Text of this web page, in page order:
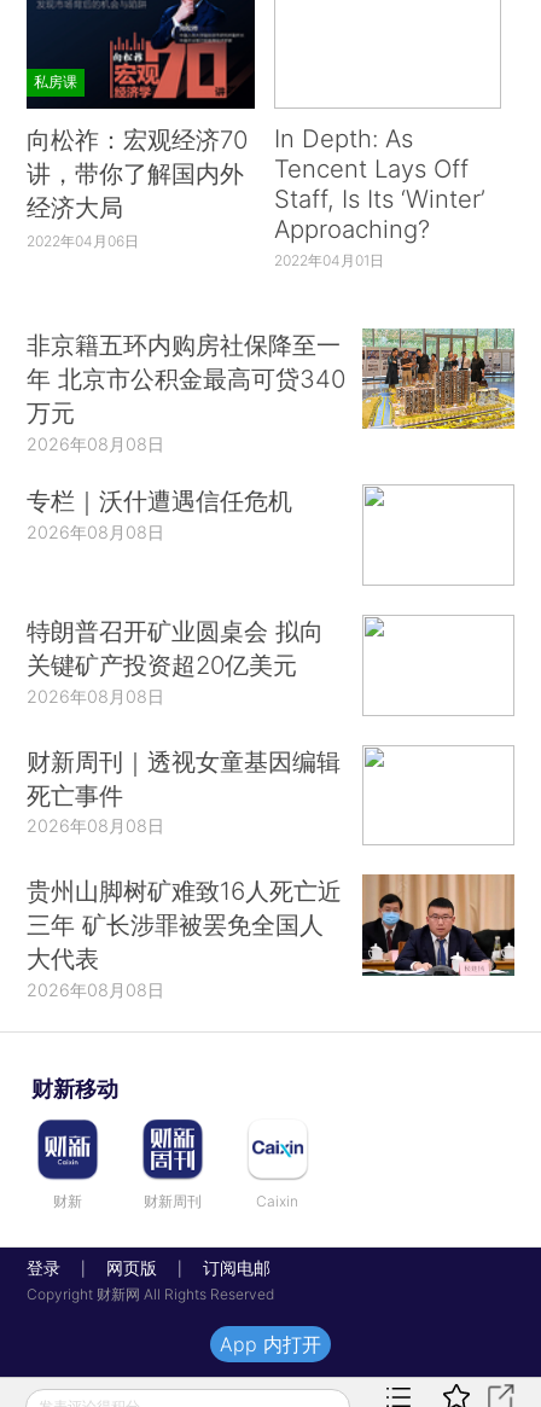
私房课
向松祚：宏观经济70
讲，带你了解国内外
经济大局
2022年04月06日
In Depth: As
Tencent Lays Off
Staff, Is Its ‘Winter’
Approaching?
2022年04月01日
非京籍五环内购房社保降至一
年 北京市公积金最高可贷340
万元
2026年08月08日
专栏｜沃什遭遇信任危机
2026年08月08日
特朗普召开矿业圆桌会 拟向
关键矿产投资超20亿美元
2026年08月08日
财新周刊｜透视女童基因编辑
死亡事件
2026年08月08日
贵州山脚树矿难致16人死亡近
三年 矿长涉罪被罢免全国人
大代表
2026年08月08日
财新移动
财新 财新周刊 Caixin
登录 网页版 订阅电邮
Copyright 财新网 All Rights Reserved
App 内打开